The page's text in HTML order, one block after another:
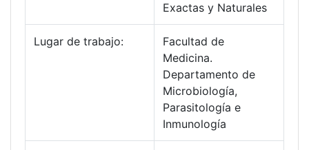
Exactas y Naturales
Lugar de trabajo:
Facultad de
Medicina.
Departamento de
Microbiología,
Parasitología e
Inmunología